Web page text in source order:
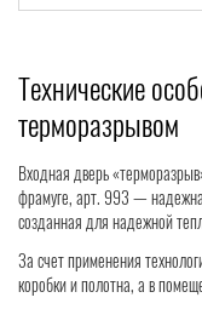
Технические
терморазрывом
Входная дверь
фрамуге, арт. 993 —
созданная для надежной
За счет применения
коробки и полотна, а в